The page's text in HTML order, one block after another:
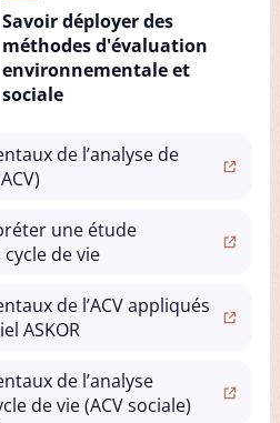
Savoir déployer des
méthodes d'évaluation
environnementale et
sociale
de l’analyse de
une étude
cycle de vie
de l’ACV appliqués
ASKOR
de l’analyse
de vie (ACV sociale)